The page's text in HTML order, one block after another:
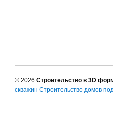
© 2026 Строительство в 3D
скважин Строительство домов